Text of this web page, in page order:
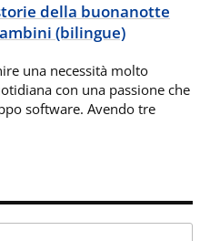
della buonanotte
(bilingue)
una necessità molto
con una passione che
software. Avendo tre